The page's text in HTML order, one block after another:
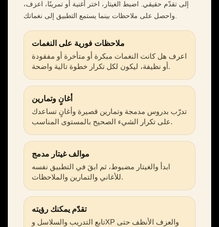
إلى تقدّم حقيقي. اضبط الغيتار، اختر أغنية أو تمرينًا، اعزف،
ملاحظات فورية على النغمات
اعرف هل كانت النغمات مبكرة أو متأخرة أو مفقودة
أو نظيفة، ليكون لكل تكرار خطوة تالية واضحة.
أغانٍ وتمارين
تدرّب بدروس مدمجة وتمارين قصيرة وأغانٍ تساعدك
على تكرار الشيء الصحيح بالمستوى المناسب.
موالف غيتار مدمج
ابدأ والغيتار مضبوط، ثم ابقَ في التطبيق نفسه
للأغاني والتمارين والملاحظات.
تقدّم يمكنك رؤيته
تابع التدريب والسلاسل وXP والعزف الأنظف حتى